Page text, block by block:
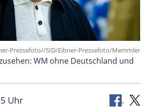
Pressefoto//SID/Eibner-Pressefoto/Memmler
WM ohne Deutschland und
Uhr